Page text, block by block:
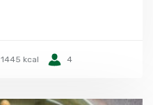
1445 kcal 4